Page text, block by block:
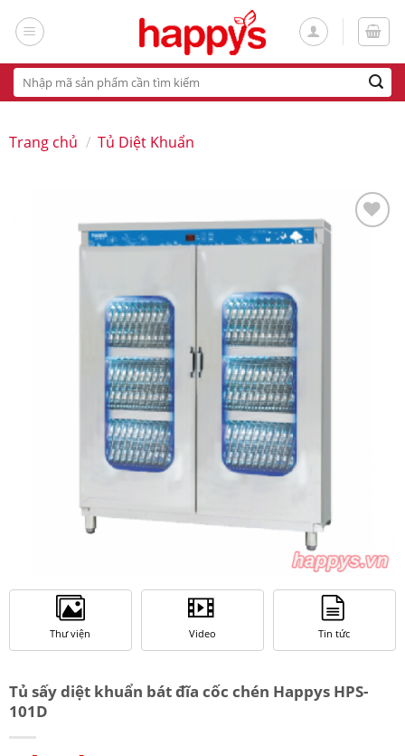
Tìm
kiếm:
Trang chủ / Tủ Diệt Khuẩn
Thư viện Video Tin tức
Tủ sấy diệt khuẩn bát đĩa cốc chén Happys HPS-
101D